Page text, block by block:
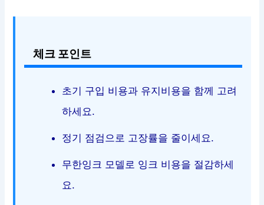
체크 포인트
초기 구입 비용과 유지비용을 함께 고려
하세요.
정기 점검으로 고장률을 줄이세요.
무한잉크 모델로 잉크 비용을 절감하세
요.